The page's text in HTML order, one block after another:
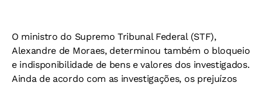
O ministro do Supremo Tribunal Federal (STF),
Alexandre de Moraes, determinou também o bloqueio
e indisponibilidade de bens e valores dos investigados.
Ainda de acordo com as investigações, os prejuízos